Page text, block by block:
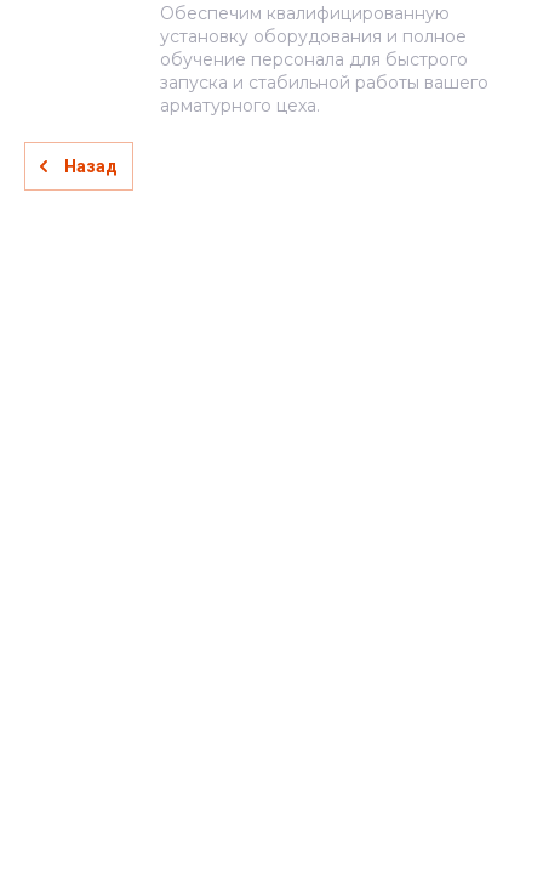
Обеспечим квалифицированную
установку оборудования и полное
обучение персонала для быстрого
запуска и стабильной работы вашего
арматурного цеха.
Назад